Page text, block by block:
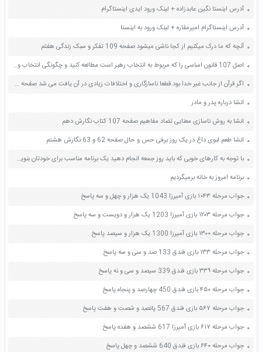
آدرس اینستا نگین عابدزاده + لینک ورود ایدی اینستاگرام
آدرس اینستاگرام امیرمقاره + لینک ورود به اینستا
آنچه که ما درک میکنیم از کجا ناشی میشود صفحه 109 تفکر و سبک زندگی هفتم
اصل 107 قانون اساسی را که مربوط به انتخاب رهبر است مطالعه کنید و چگونگی انتخاب ولی فقیه را توضیح دهید صفحه 133 دین و زندگی یازدهم
اگر قرآن از جانب غیر خدا بود قطعا ناسازگاری و اختلافات زیادی در آن یافت می شد صفحه 41 دین و زندگی یازدهم
انشا درباره پدر و مادر
انشا به روش ناسازی معنایی تضاد مفاهیم صفحه 107 کتاب نگارش دهم
انشا طعم لبوی داغ در یک روز برفی حس و حال صفحه 62 و 63 نگارش هشتم
با توجه به کارهای خوبی که باید روز جمعه انجام دهید یک برنامه مناسب برای خودتان بنویسید صفحه 50 هدیه های آسمان پنجم
برنامه امروز به خانه برمیگردیم
جواب مرحله ۱۰۴۳ بازی آمیرزا 1043 یک هزار و چهل و سه پاسخ
جواب مرحله ۱۲۰۳ بازی آمیرزا 1203 یک هزار و دویست و سه پاسخ
جواب مرحله ۱۳۰۰ بازی آمیرزا 1300 یک هزار و سیصد پاسخ
جواب مرحله ۱۳۳ بازی فندق 133 صد و سی و سه پاسخ
جواب مرحله ۳۳۹ بازی فندق 339 سیصد و سی و نه پاسخ
جواب مرحله ۴۵۰ بازی فندق 450 چهارصد و پنجاه پاسخ
جواب مرحله ۵۶۷ بازی فندق 567 پانصد و شصت و هفت پاسخ
جواب مرحله ۶۱۷ بازی آمیرزا 617 ششصد و هفده پاسخ
جواب مرحله ۶۴۰ بازی فندق 640 ششصد و چهل پاسخ